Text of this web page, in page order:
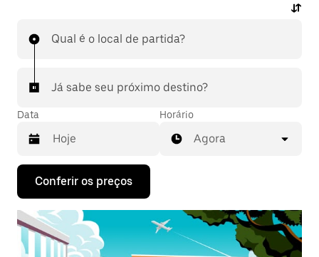
ou pelo app para qualquer hora do dia e saber antes
destino ao aeroporto pelo app, sem complicações.
Qual é o local de partida?
Já sabe seu próximo destino?
Data
Pressione
seta
para
baixo
para
interagir
Horário
Agora
Conferir os preços